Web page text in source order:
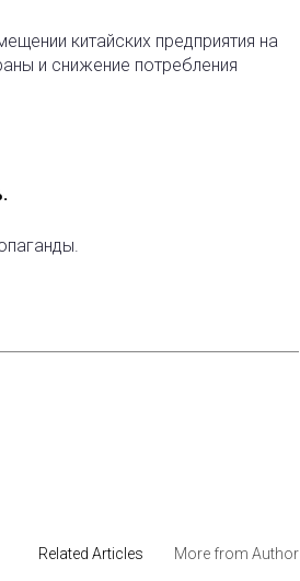
китайских предприятия на
и снижение потребления
Related Articles More from Author